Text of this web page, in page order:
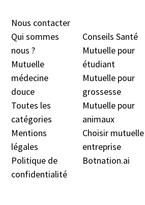
Nous contacter
Qui sommes
nous ?
Mutuelle
médecine
douce
Toutes les
catégories
Mentions
légales
Politique de
confidentialité
Conseils Santé
Mutuelle pour
étudiant
Mutuelle pour
grossesse
Mutuelle pour
animaux
Choisir mutuelle
entreprise
Botnation.ai